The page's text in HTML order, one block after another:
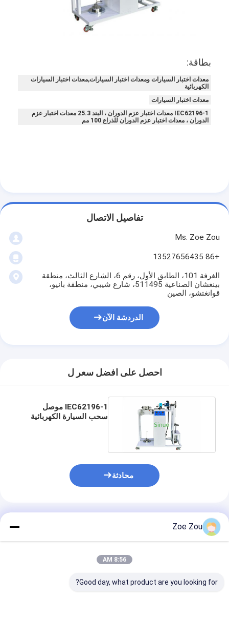
أجهزة اختبار الأجهزة الكهربائية
مختبر كفاءة الطاقة
الصمام معدات الاختبار
معدات اختبار دخول الماء
بيئيّ إختبار غرفة
معدات اختبار IEC 62368
بطاقة:
معدات اختبار السيارات ومعدات اختبار السيارات,معدات اختبار السيارات
الكهربائية
معدات اختبار السيارات
IEC62196-1 معدات اختبار عزم الدوران ، البند 25.3 معدات اختبار عزم
الدوران ، معدات اختبار عزم الدوران للذراع 100 مم
تفاصيل الاتصال
Ms. Zoe Zou
+86 13527656435
الغرفة 101، الطابق الأول، رقم 6، الشارع الثالث، منطقة
بينغشان الصناعية 511495، شارع شيبي، منطقة بانيو،
قوانغتشو، الصين
الدردشة الآن
احصل على افضل سعر ل
IEC62196-1 موصل
سحب السيارة الكهربائية
محادثة
المنتجات الموصى بها
Zoe Zou
8:56 AM
Good day, what product are you looking for?